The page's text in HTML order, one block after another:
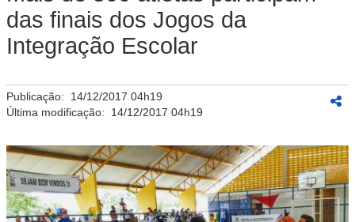
das finais dos Jogos da
Integração Escolar
Publicação: 14/12/2017 04h19
Última modificação: 14/12/2017 04h19